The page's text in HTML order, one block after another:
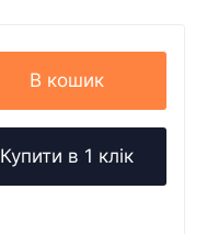
В кошик
Купити в 1 клік